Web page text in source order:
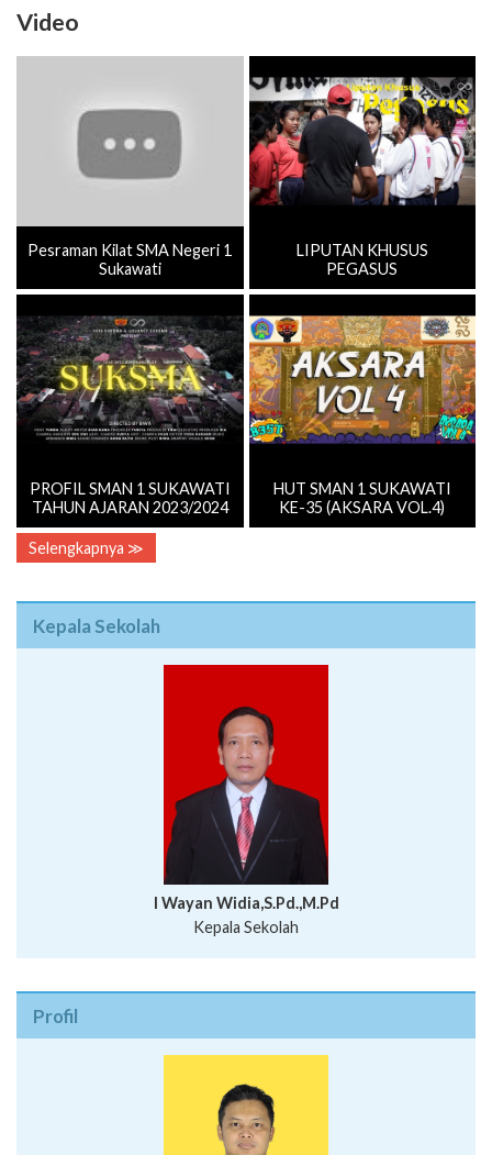
Video
Pesraman Kilat SMA Negeri 1
Sukawati
LIPUTAN KHUSUS
PEGASUS
PROFIL SMAN 1 SUKAWATI
TAHUN AJARAN 2023/2024
HUT SMAN 1 SUKAWATI
KE-35 (AKSARA VOL.4)
Selengkapnya ≫
Kepala Sekolah
I Wayan Widia,S.Pd.,M.Pd
Kepala Sekolah
Profil